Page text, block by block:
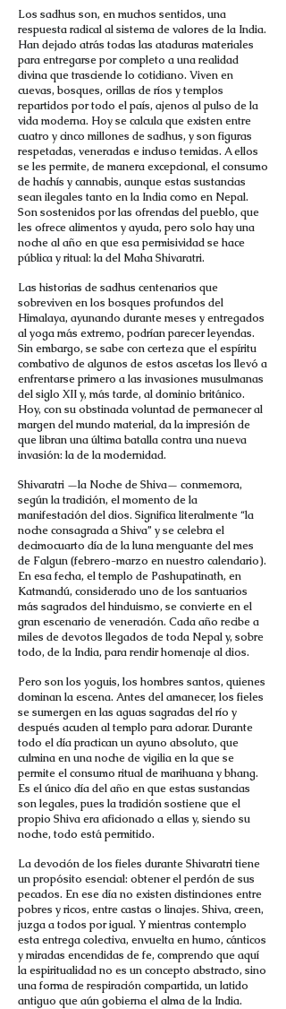
Los sadhus son, en muchos sentidos, una
respuesta radical al sistema de valores de la India.
Han dejado atrás todas las ataduras materiales
para entregarse por completo a una realidad
divina que trasciende lo cotidiano. Viven en
cuevas, bosques, orillas de ríos y templos
repartidos por todo el país, ajenos al pulso de la
vida moderna. Hoy se calcula que existen entre
cuatro y cinco millones de sadhus, y son figuras
respetadas, veneradas e incluso temidas. A ellos
se les permite, de manera excepcional, el consumo
de hachís y cannabis, aunque estas sustancias
sean ilegales tanto en la India como en Nepal.
Son sostenidos por las ofrendas del pueblo, que
les ofrece alimentos y ayuda, pero solo hay una
noche al año en que esa permisividad se hace
pública y ritual: la del Maha Shivaratri.
Las historias de sadhus centenarios que
sobreviven en los bosques profundos del
Himalaya, ayunando durante meses y entregados
al yoga más extremo, podrían parecer leyendas.
Sin embargo, se sabe con certeza que el espíritu
combativo de algunos de estos ascetas los llevó a
enfrentarse primero a las invasiones musulmanas
del siglo XII y, más tarde, al dominio británico.
Hoy, con su obstinada voluntad de permanecer al
margen del mundo material, da la impresión de
que libran una última batalla contra una nueva
invasión: la de la modernidad.
Shivaratri —la Noche de Shiva— conmemora,
según la tradición, el momento de la
manifestación del dios. Significa literalmente “la
noche consagrada a Shiva” y se celebra el
decimocuarto día de la luna menguante del mes
de Falgun (febrero-marzo en nuestro calendario).
En esa fecha, el templo de Pashupatinath, en
Katmandú, considerado uno de los santuarios
más sagrados del hinduismo, se convierte en el
gran escenario de veneración. Cada año recibe a
miles de devotos llegados de toda Nepal y, sobre
todo, de la India, para rendir homenaje al dios.
Pero son los yoguis, los hombres santos, quienes
dominan la escena. Antes del amanecer, los fieles
se sumergen en las aguas sagradas del río y
después acuden al templo para adorar. Durante
todo el día practican un ayuno absoluto, que
culmina en una noche de vigilia en la que se
permite el consumo ritual de marihuana y bhang.
Es el único día del año en que estas sustancias
son legales, pues la tradición sostiene que el
propio Shiva era aficionado a ellas y, siendo su
noche, todo está permitido.
La devoción de los fieles durante Shivaratri tiene
un propósito esencial: obtener el perdón de sus
pecados. En ese día no existen distinciones entre
pobres y ricos, entre castas o linajes. Shiva, creen,
juzga a todos por igual. Y mientras contemplo
esta entrega colectiva, envuelta en humo, cánticos
y miradas encendidas de fe, comprendo que aquí
la espiritualidad no es un concepto abstracto, sino
una forma de respiración compartida, un latido
antiguo que aún gobierna el alma de la India.